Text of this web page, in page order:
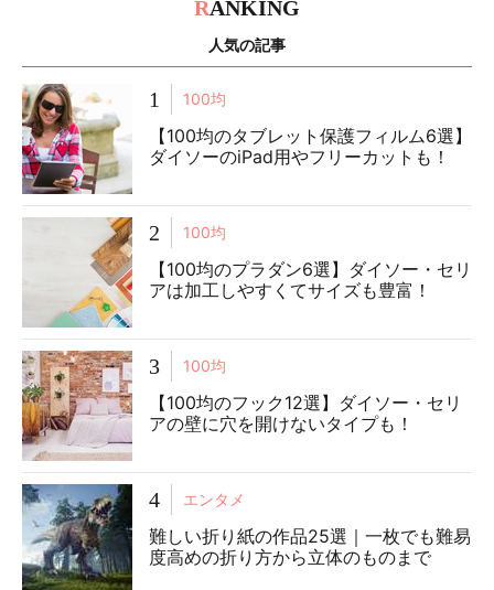
RANKING
人気の記事
1 100均
【100均のタブレット保護フィルム6選】
ダイソーのiPad用やフリーカットも！
2 100均
【100均のプラダン6選】ダイソー・セリ
アは加工しやすくてサイズも豊富！
3 100均
【100均のフック12選】ダイソー・セリ
アの壁に穴を開けないタイプも！
4 エンタメ
難しい折り紙の作品25選｜一枚でも難易
度高めの折り方から立体のものまで